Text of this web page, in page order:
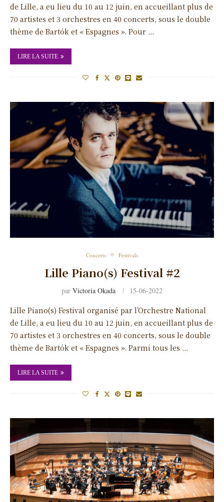
de Lille, a eu lieu du 10 au 12 juin, en accueillant plus de
70 artistes et 3 orchestres en 40 concerts, sous le double
thème de Bartók et « Espagnes ». Pour …
LIRE LA SUITE
Concerts Festivals
Lille Piano(s) Festival #2
par Victoria Okada 15-06-2022
Lille Piano(s) Festival organisé par l’Orchestre National
de Lille, a eu lieu du 10 au 12 juin, en accueillant plus de
70 artistes et 3 orchestres en 40 concerts, sous le double
thème de Bartók et « Espagnes ». Parmi tous les …
LIRE LA SUITE